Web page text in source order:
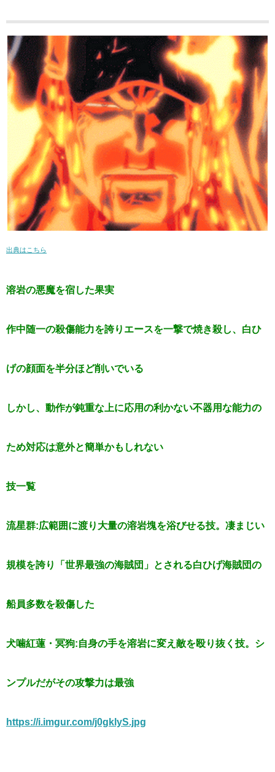
出典はこちら
溶岩の悪魔を宿した果実
作中随一の殺傷能力を誇りエースを一撃で焼き殺し、白ひ
げの顔面を半分ほど削いでいる
しかし、動作が鈍重な上に応用の利かない不器用な能力の
ため対応は意外と簡単かもしれない
技一覧
流星群:広範囲に渡り大量の溶岩塊を浴びせる技。凄まじい
規模を誇り「世界最強の海賊団」とされる白ひげ海賊団の
船員多数を殺傷した
犬噛紅蓮・冥狗:自身の手を溶岩に変え敵を殴り抜く技。シ
ンプルだがその攻撃力は最強
https://i.imgur.com/j0gklyS.jpg